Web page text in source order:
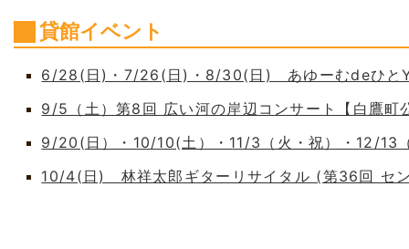
貸館イベント
6/28(日)・7/26(日)・8/30(日) あゆーむdeひと
9/5（土）第8回 広い河の岸辺コンサート【白鷹町
9/20(日）・10/10(土）・11/3（火・祝）・12/
10/4(日) 林祥太郎ギターリサイタル (第36回 セ